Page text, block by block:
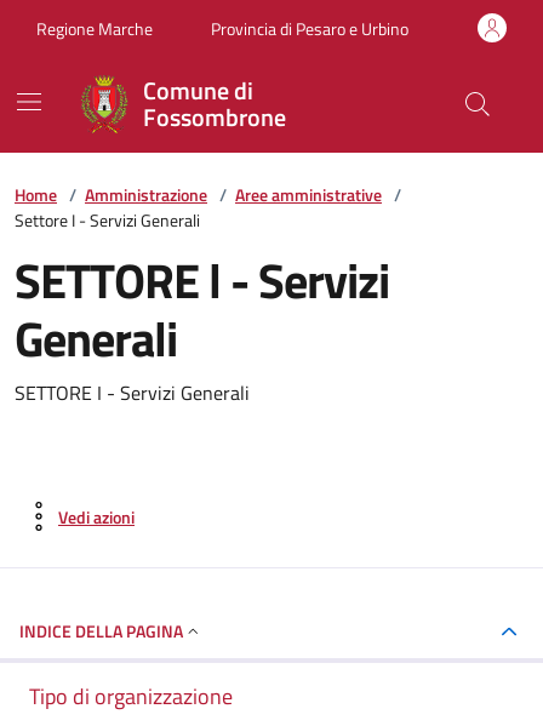
Regione Marche Provincia di Pesaro e Urbino
Comune di
Fossombrone
Home / Amministrazione / Aree amministrative /
Settore I - Servizi Generali
SETTORE l - Servizi
Generali
SETTORE I - Servizi Generali
Vedi azioni
INDICE DELLA PAGINA
Tipo di organizzazione